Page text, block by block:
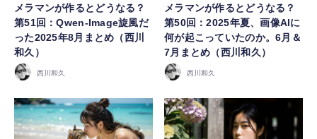
メラマンが作るとどうなる？
第51回：Qwen-Image旋風だ
った2025年8月まとめ（西川
和久）
西川和久
メラマンが作るとどうなる？
第50回：2025年夏、画像AIに
何が起こっていたのか。6月＆
7月まとめ（西川和久）
西川和久